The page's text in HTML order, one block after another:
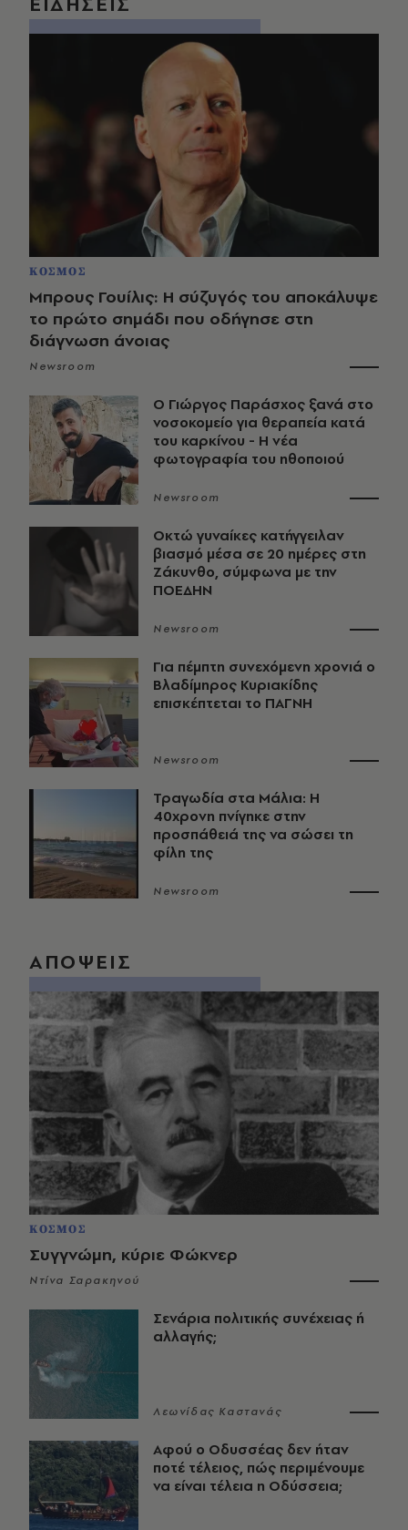
ΚΟΣΜΟΣ
Μπρους Γουίλις: Η σύζυγός του αποκάλυψε
το πρώτο σημάδι που οδήγησε στη
διάγνωση άνοιας
Newsroom
O Γιώργος Παράσχος ξανά στο
νοσοκομείο για θεραπεία κατά
του καρκίνου - Η νέα
φωτογραφία του ηθοποιού
Newsroom
Οκτώ γυναίκες κατήγγειλαν
βιασμό μέσα σε 20 ημέρες στη
Ζάκυνθο, σύμφωνα με την
ΠΟΕΔΗΝ
Newsroom
Για πέμπτη συνεχόμενη χρονιά ο
Βλαδίμηρος Κυριακίδης
επισκέπτεται το ΠΑΓΝΗ
Newsroom
Τραγωδία στα Μάλια: Η
40χρονη πνίγηκε στην
προσπάθειά της να σώσει τη
φίλη της
Newsroom
ΑΠΟΨΕΙΣ
ΚΟΣΜΟΣ
Συγγνώμη, κύριε Φώκνερ
Ντίνα Σαρακηνού
Σενάρια πολιτικής συνέχειας ή
αλλαγής;
Λεωνίδας Καστανάς
Αφού ο Οδυσσέας δεν ήταν
ποτέ τέλειος, πώς περιμένουμε
να είναι τέλεια η Οδύσσεια;